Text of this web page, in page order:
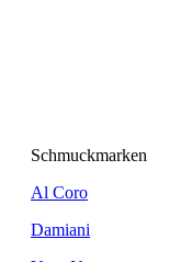
Schmuckmarken
Al Coro
Damiani